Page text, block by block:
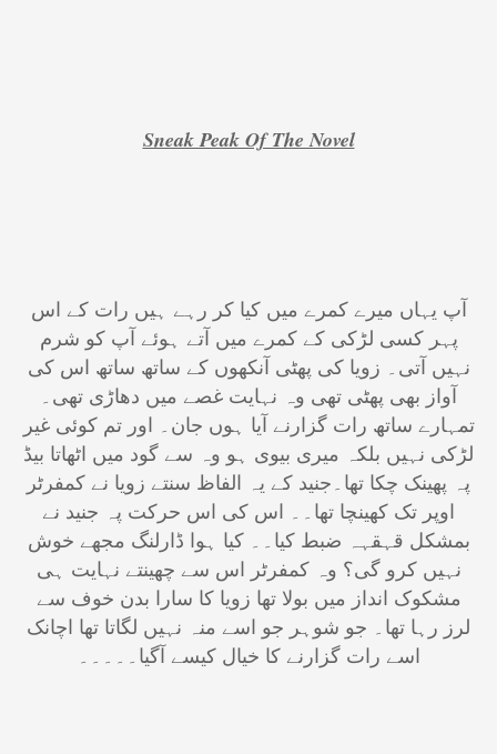
Sneak Peak Of The Novel
آپ یہاں میرے کمرے میں کیا کر رہے ہیں رات کے اس
پہر کسی لڑکی کے کمرے میں آتے ہوئے آپ کو شرم
نہیں آتی۔ زویا کی پھٹی آنکھوں کے ساتھ ساتھ اس کی
آواز بھی پھٹی تھی وہ نہایت غصے میں دھاڑی تھی۔
تمہارے ساتھ رات گزارنے آیا ہوں جان۔ اور تم کوئی غیر
لڑکی نہیں بلکہ میری بیوی ہو وہ سے گود میں اٹھاتا بیڈ
پہ پھینک چکا تھا۔جنید کے یہ الفاظ سنتے زویا نے کمفرٹر
اوپر تک کھینچا تھا۔۔ اس کی اس حرکت پہ جنید نے
بمشکل قہقہہ ضبط کیا۔۔ کیا ہوا ڈارلنگ مجھے خوش
نہیں کرو گی؟ وہ کمفرٹر اس سے چھینتے نہایت ہی
مشکوک انداز میں بولا تھا زویا کا سارا بدن خوف سے
لرز رہا تھا۔ جو شوہر جو اسے منہ نہیں لگاتا تھا اچانک
اسے رات گزارنے کا خیال کیسے آگیا۔۔۔۔۔